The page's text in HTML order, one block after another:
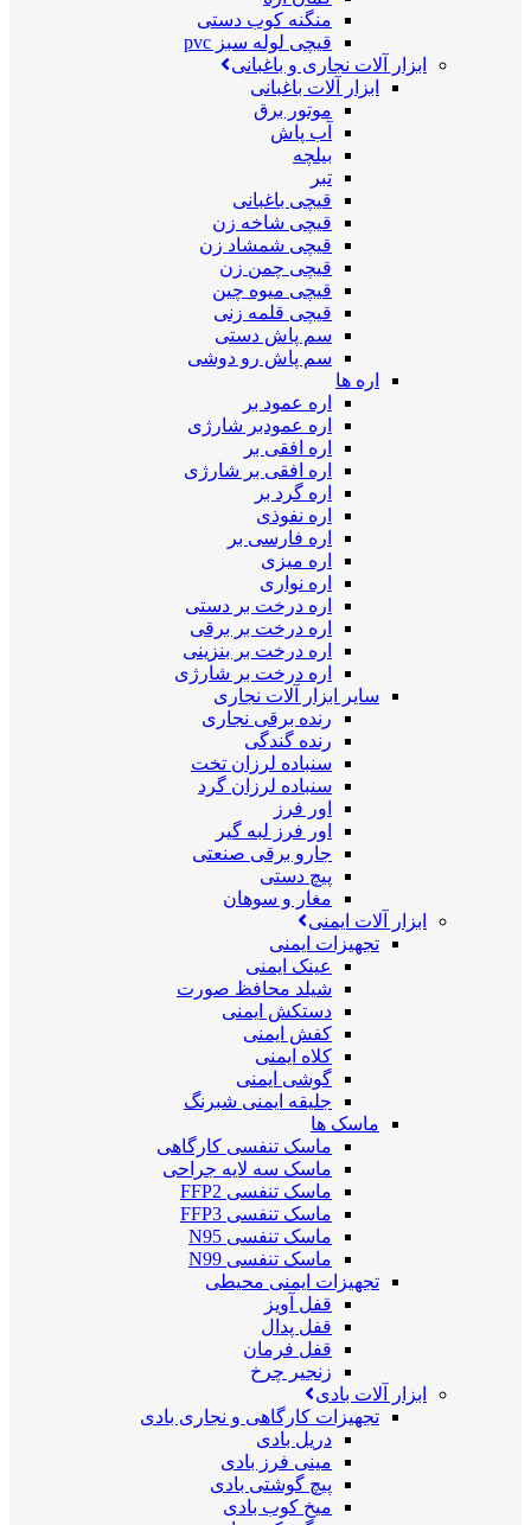
منگنه کوب دستی
قیچی لوله سبز pvc
ابزار آلات نجاری و باغبانی
ابزار آلات باغبانی
موتور برق
آب پاش
بیلچه
تبر
قیچی باغبانی
قیچی شاخه زن
قیچی شمشاد زن
قیچی چمن زن
قیچی میوه چین
قیچی قلمه زنی
سم پاش دستی
سم پاش رو دوشی
اره ها
اره عمود بر
اره عمودبر شارژی
اره افقی بر
اره افقی بر شارژی
اره گرد بر
اره نفوذی
اره فارسی بر
اره میزی
اره نواری
اره درخت بر دستی
اره درخت بر برقی
اره درخت بر بنزینی
اره درخت بر شارژی
سایر ابزار آلات نجاری
رنده برقی نجاری
رنده گندگی
سنباده لرزان تخت
سنباده لرزان گرد
اور فرز
اور فرز لبه گیر
جارو برقی صنعتی
پیچ دستی
مغار و سوهان
ابزار آلات ایمنی
تجهیزات ایمنی
عینک ایمنی
شیلد محافظ صورت
دستکش ایمنی
کفش ایمنی
کلاه ایمنی
گوشی ایمنی
جلیقه ایمنی شبرنگ
ماسک ها
ماسک تنفسی کارگاهی
ماسک سه لایه جراحی
ماسک تنفسی FFP2
ماسک تنفسی FFP3
ماسک تنفسی N95
ماسک تنفسی N99
تجهیزات ایمنی محیطی
قفل آویز
قفل پدال
قفل فرمان
زنجیر چرخ
ابزار آلات بادی
تجهیزات کارگاهی و نجاری بادی
دریل بادی
مینی فرز بادی
پیچ گوشتی بادی
میخ کوب بادی